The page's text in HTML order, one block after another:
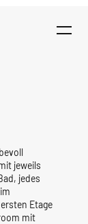
jeweils
jedes
Etage
mit